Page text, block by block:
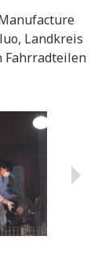
Landkreis
Fahrradteilen